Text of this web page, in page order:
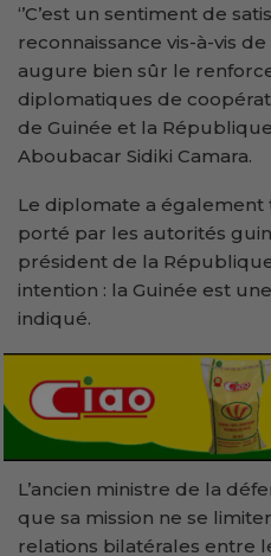
‘’C’est un sentiment de
reconnaissance vis-à-vis
augure bien sûr le
diplomatiques de
de Guinée et la République
Aboubacar Sidiki Camara.
Le diplomate a également
porté par les autorités
président de la
intention : la Guinée est une
indiqué.
L’ancien ministre de la
que sa mission ne se
relations bilatérales entre